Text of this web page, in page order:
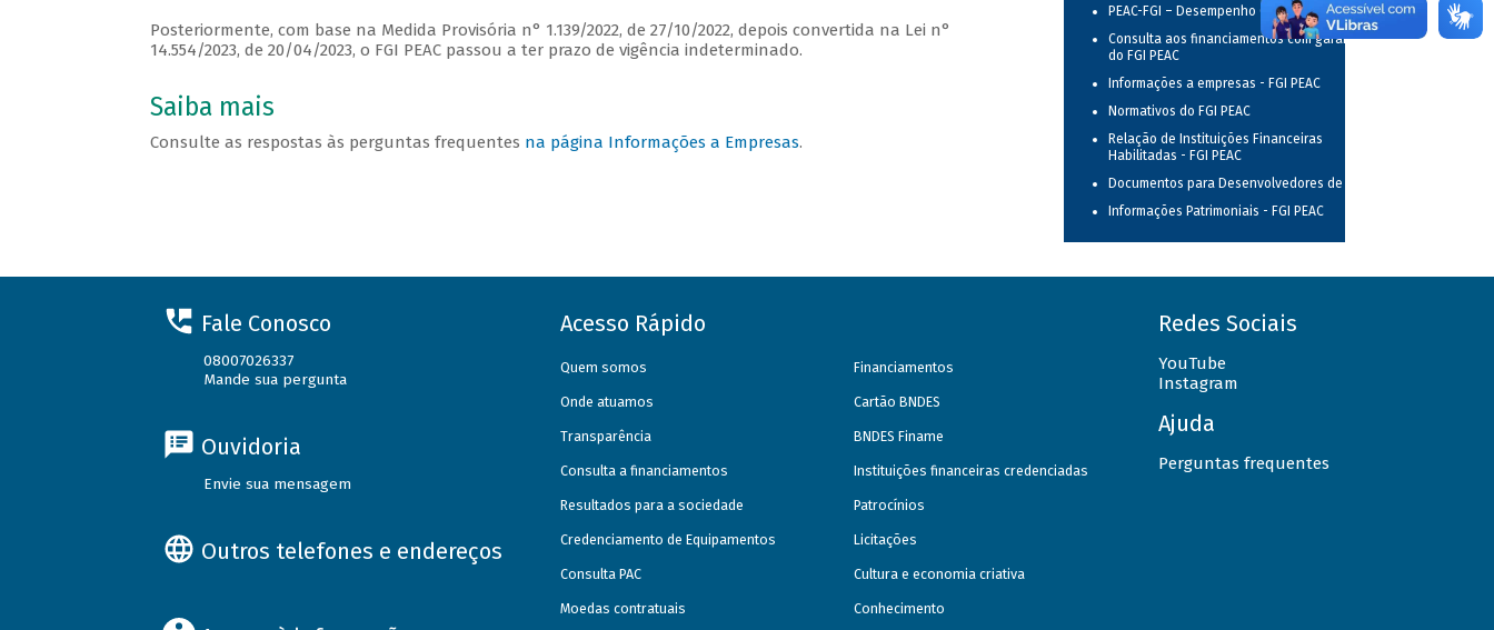
Posteriormente, com base na Medida Provisória n° 1.139/2022, de 27/10/2022, depois convertida na Lei n°
14.554/2023, de 20/04/2023, o FGI PEAC passou a ter prazo de vigência indeterminado.
Saiba mais
Consulte as respostas às perguntas frequentes na página Informações a Empresas.
PEAC-FGI – Desempenho Operacional
Consulta aos financiamentos com garantia
do FGI PEAC
Informações a empresas - FGI PEAC
Normativos do FGI PEAC
Relação de Instituições Financeiras
Habilitadas - FGI PEAC
Documentos para Desenvolvedores de TI
Informações Patrimoniais - FGI PEAC
Fale Conosco
08007026337
Mande sua pergunta
Ouvidoria
Envie sua mensagem
Outros telefones e endereços
Acesso Rápido
Quem somos
Onde atuamos
Transparência
Consulta a financiamentos
Resultados para a sociedade
Credenciamento de Equipamentos
Consulta PAC
Moedas contratuais
Financiamentos
Cartão BNDES
BNDES Finame
Instituições financeiras credenciadas
Patrocínios
Licitações
Cultura e economia criativa
Conhecimento
Redes Sociais
YouTube
Instagram
Ajuda
Perguntas frequentes